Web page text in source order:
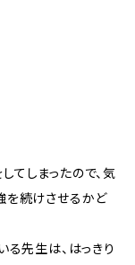
てしまったので、気
を続けさせるかど
る先生は、はっきり